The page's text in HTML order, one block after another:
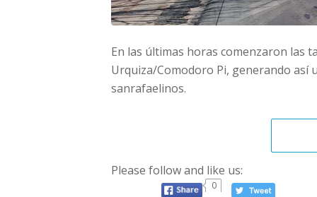
En las últimas horas comenzaron las
Urquiza/Comodoro Pi, generando así
sanrafaelinos.
Please follow and like us:
0